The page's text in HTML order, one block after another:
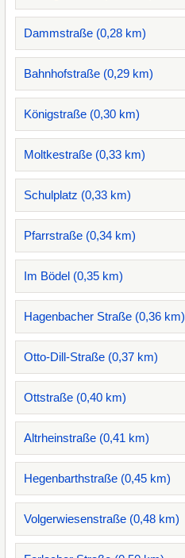
Dammstraße (0,28 km)
Bahnhofstraße (0,29 km)
Königstraße (0,30 km)
Moltkestraße (0,33 km)
Schulplatz (0,33 km)
Pfarrstraße (0,34 km)
Im Bödel (0,35 km)
Hagenbacher Straße (0,36 km)
Otto-Dill-Straße (0,37 km)
Ottstraße (0,40 km)
Altrheinstraße (0,41 km)
Hegenbarthstraße (0,45 km)
Volgerwiesenstraße (0,48 km)